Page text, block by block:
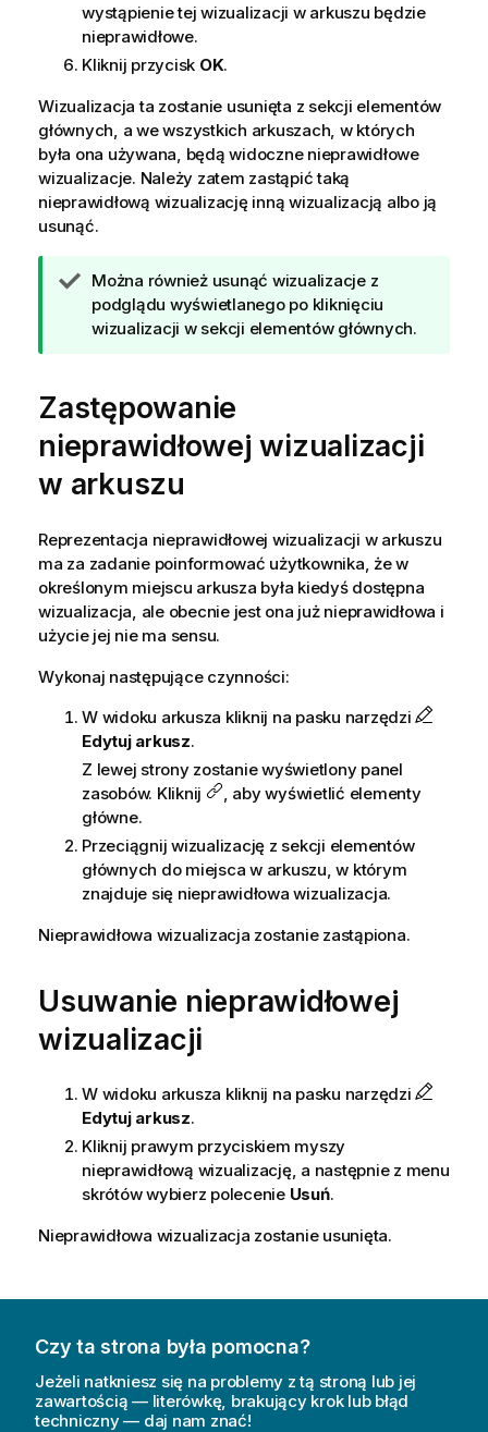
wystąpienie tej wizualizacji w arkuszu będzie
nieprawidłowe.
Kliknij przycisk OK.
Wizualizacja ta zostanie usunięta z sekcji elementów
głównych, a we wszystkich arkuszach, w których
była ona używana, będą widoczne nieprawidłowe
wizualizacje. Należy zatem zastąpić taką
nieprawidłową wizualizację inną wizualizacją albo ją
usunąć.
W
s
k
ó
w
k
a
Można również usunąć wizualizacje z
podglądu wyświetlanego po kliknięciu
wizualizacji w sekcji elementów głównych.
Zastępowanie
nieprawidłowej wizualizacji
w arkuszu
Reprezentacja nieprawidłowej wizualizacji w arkuszu
ma za zadanie poinformować użytkownika, że w
określonym miejscu arkusza była kiedyś dostępna
wizualizacja, ale obecnie jest ona już nieprawidłowa i
użycie jej nie ma sensu.
Wykonaj następujące czynności:
W widoku arkusza kliknij na pasku narzędzi
Edytuj arkusz.
Z lewej strony zostanie wyświetlony panel
zasobów. Kliknij
, aby wyświetlić elementy
główne.
Przeciągnij wizualizację z sekcji elementów
głównych do miejsca w arkuszu, w którym
znajduje się nieprawidłowa wizualizacja.
Nieprawidłowa wizualizacja zostanie zastąpiona.
Usuwanie nieprawidłowej
wizualizacji
W widoku arkusza kliknij na pasku narzędzi
Edytuj arkusz.
Kliknij prawym przyciskiem myszy
nieprawidłową wizualizację, a następnie z menu
skrótów wybierz polecenie Usuń.
Nieprawidłowa wizualizacja zostanie usunięta.
Czy ta strona była pomocna?
Jeżeli natkniesz się na problemy z tą stroną lub jej
zawartością — literówkę, brakujący krok lub błąd
techniczny — daj nam znać!